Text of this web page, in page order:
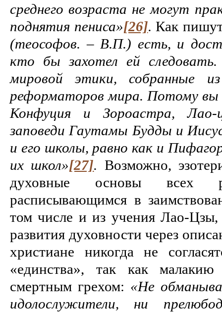
среднего возраста не могут
поднятия пениса»[26]. Как
(теософов. – В.П.) есть, и
кто бы захотел ей
мировой этики, собранные
реформаторов мира. Потому вы
Конфуция и Зороастра, Лао-
заповеди Гаутамы Будды и
и его школы, равно как и
их школ»[27]. Возможно,
духовные основы всех
расписывающимся в
том числе и из учения Лао-Цзы,
развития духовности через
христиане никогда не
«единства», так как малакию
смертным грехом: «Не
идолослужители, ни